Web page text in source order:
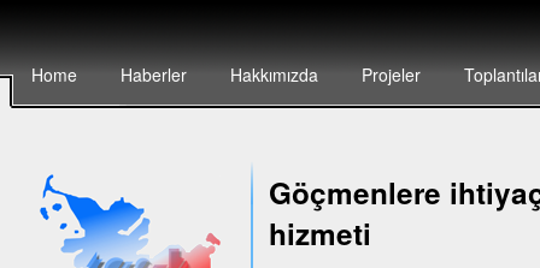
Home Haberler Hakkımızda Projeler
Göçmenlere
hizmeti